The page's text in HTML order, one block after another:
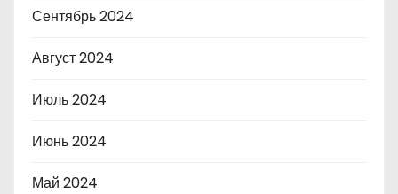
Сентябрь 2024
Август 2024
Июль 2024
Июнь 2024
Май 2024